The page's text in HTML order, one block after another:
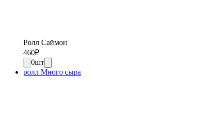
Ролл Саймон
460₽
0шт
ролл Много сыра